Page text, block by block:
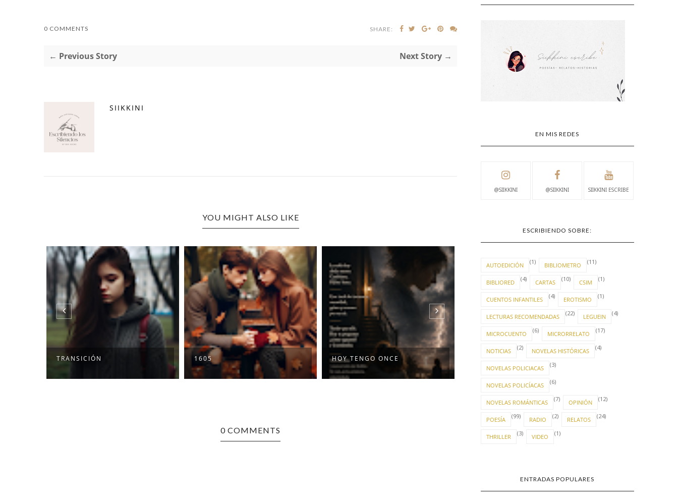
0 COMMENTS SHARE:
← Previous Story Next Story →
SIIKKINI
YOU MIGHT ALSO LIKE
TRANSICIÓN 1605 HOY TENGO ONCE
0 COMMENTS
EN MIS REDES
@SIIKKINI @SIIKKINI SIIKKINI ESCRIBE
ESCRIBIENDO SOBRE:
AUTOEDICIÓN (1) BIBLIOMETRO (11)
BIBLIORED (4) CARTAS (10) CSIM (1)
CUENTOS INFANTILES (4) EROTISMO (1)
LECTURAS RECOMENDADAS (22) LEGUEIN (4)
MICROCUENTO (6) MICRORRELATO (17)
NOTICIAS (2) NOVELAS HISTÓRICAS (4)
NOVELAS POLICIACAS (3)
NOVELAS POLICÍACAS (6)
NOVELAS ROMÁNTICAS (7) OPINIÓN (12)
POESÍA (99) RADIO (2) RELATOS (24)
THRILLER (3) VIDEO (1)
ENTRADAS POPULARES